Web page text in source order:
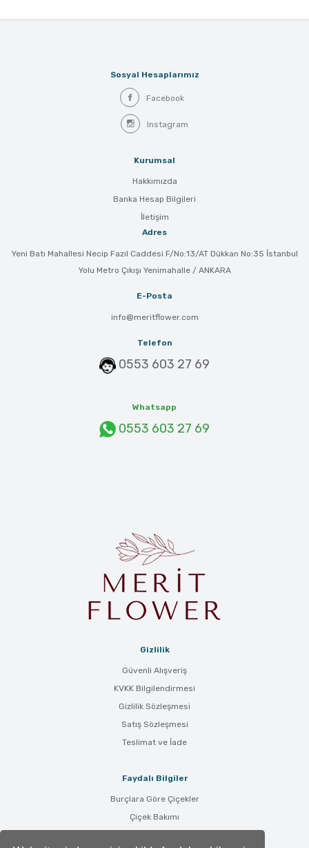
Sosyal Hesaplarımız
Facebook
Instagram
Kurumsal
Hakkımızda
Banka Hesap Bilgileri
İletişim
Adres
Yeni Batı Mahallesi Necip Fazıl Caddesi F/No:13/AT Dükkan No:35 İstanbul
Yolu Metro Çıkışı Yenimahalle / ANKARA
E-Posta
info@meritflower.com
Telefon
0553 603 27 69
Whatsapp
0553 603 27 69
Gizlilik
Güvenli Alışveriş
KVKK Bilgilendirmesi
Gizlilik Sözleşmesi
Satış Sözleşmesi
Teslimat ve İade
Faydalı Bilgiler
Burçlara Göre Çiçekler
Çiçek Bakımı